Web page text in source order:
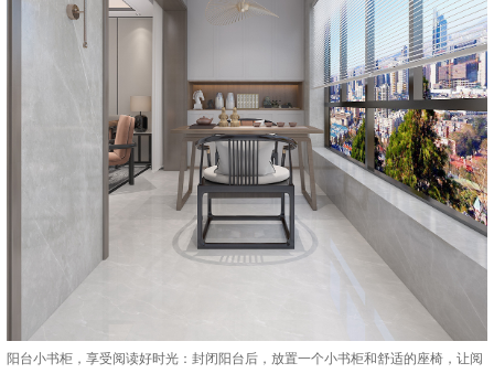
阳台小书柜，享受阅读好时光：封闭阳台后，放置一个小书柜和舒适的座椅，让阅